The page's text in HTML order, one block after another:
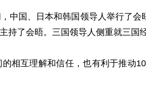
国、日本和韩国领导人举行了会
了会晤。三国领导人侧重就三国
互理解和信任，也有利于推动